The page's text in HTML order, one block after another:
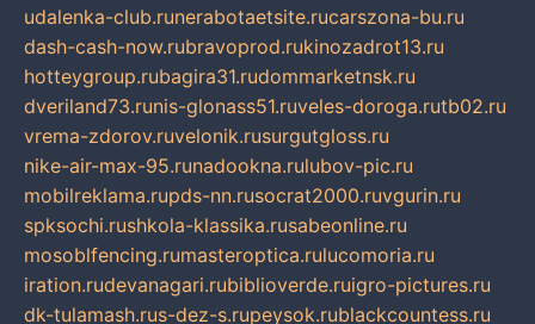
udalenka-club.runerabotaetsite.rucarszona-bu.ru
dash-cash-now.rubravoprod.rukinozadrot13.ru
hotteygroup.rubagira31.rudommarketnsk.ru
dveriland73.runis-glonass51.ruveles-doroga.rutb02.ru
vrema-zdorov.ruvelonik.rusurgutgloss.ru
nike-air-max-95.runadookna.rulubov-pic.ru
mobilreklama.rupds-nn.rusocrat2000.ruvgurin.ru
spksochi.rushkola-klassika.rusabeonline.ru
mosoblfencing.rumasteroptica.rulucomoria.ru
iration.rudevanagari.rubiblioverde.ruigro-pictures.ru
dk-tulamash.rus-dez-s.rupeysok.rublackcountess.ru